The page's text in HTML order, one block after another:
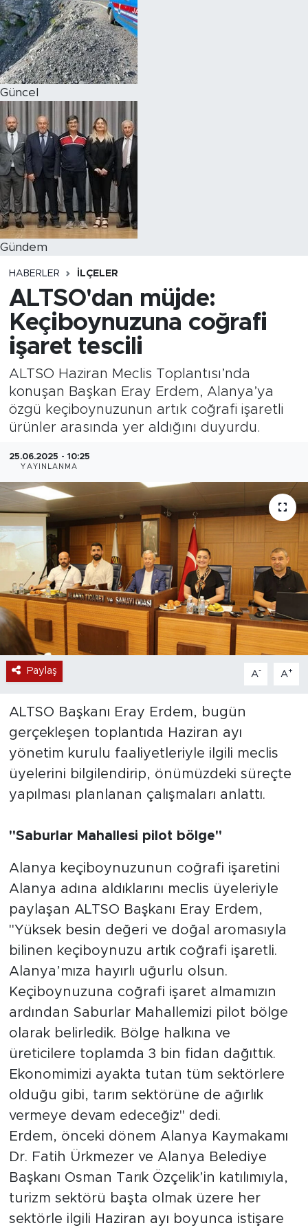
Güncel
Gündem
HABERLER İLÇELER
ALTSO'dan müjde:
Keçiboynuzuna coğrafi
işaret tescili
ALTSO Haziran Meclis Toplantısı’nda
konuşan Başkan Eray Erdem, Alanya’ya
özgü keçiboynuzunun artık coğrafi işaretli
ürünler arasında yer aldığını duyurdu.
25.06.2025 - 10:25
YAYINLANMA
Paylaş A- A+
ALTSO Başkanı Eray Erdem, bugün
gerçekleşen toplantıda Haziran ayı
yönetim kurulu faaliyetleriyle ilgili meclis
üyelerini bilgilendirip, önümüzdeki süreçte
yapılması planlanan çalışmaları anlattı.
"Saburlar Mahallesi pilot bölge"
Alanya keçiboynuzunun coğrafi işaretini
Alanya adına aldıklarını meclis üyeleriyle
paylaşan ALTSO Başkanı Eray Erdem,
"Yüksek besin değeri ve doğal aromasıyla
bilinen keçiboynuzu artık coğrafi işaretli.
Alanya’mıza hayırlı uğurlu olsun.
Keçiboynuzuna coğrafi işaret almamızın
ardından Saburlar Mahallemizi pilot bölge
olarak belirledik. Bölge halkına ve
üreticilere toplamda 3 bin fidan dağıttık.
Ekonomimizi ayakta tutan tüm sektörlere
olduğu gibi, tarım sektörüne de ağırlık
vermeye devam edeceğiz" dedi.
Erdem, önceki dönem Alanya Kaymakamı
Dr. Fatih Ürkmezer ve Alanya Belediye
Başkanı Osman Tarık Özçelik’in katılımıyla,
turizm sektörü başta olmak üzere her
sektörle ilgili Haziran ayı boyunca istişare
Magazin
Özel Haber
Politika
Resmi İlanlar
Sağlık
Spor
Turizm